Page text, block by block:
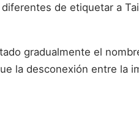
de etiquetar a
gradualmente el
la desconexión entre la